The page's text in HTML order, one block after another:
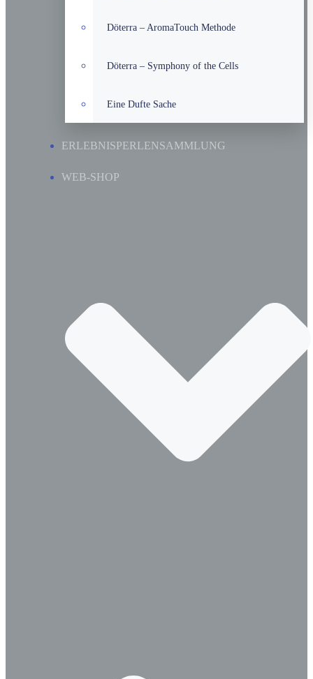
Döterra – AromaTouch Methode
Döterra – Symphony of the Cells
Eine Dufte Sache
ERLEBNISPERLENSAMMLUNG
WEB-SHOP